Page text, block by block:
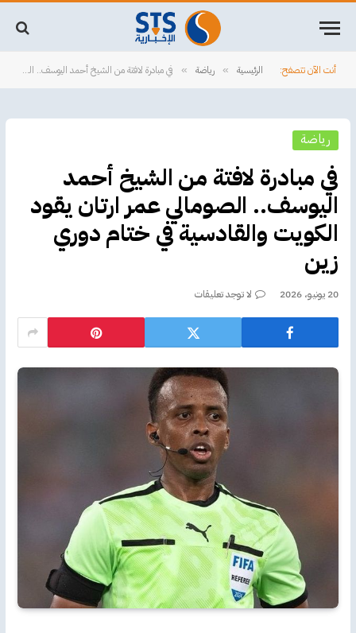
أنت الآن تتصفح: الرئيسية » رياضة » في مبادرة لافتة من الشيخ أحمد اليوسف.. الصومالي عمر ارتان يقود الكويت والقادسية في ختام دوري زين
رياضة
في مبادرة لافتة من الشيخ أحمد
اليوسف.. الصومالي عمر ارتان يقود
الكويت والقادسية في ختام دوري
زين
20 يونيو، 2026 لا توجد تعليقات